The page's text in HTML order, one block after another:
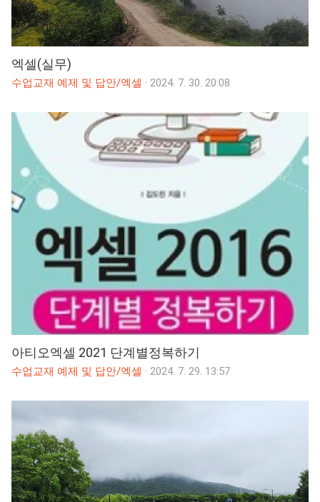
엑셀(실무)
수업교재 예제 및 답안/엑셀 · 2024. 7. 30. 20:08
아티오엑셀 2021 단계별정복하기
수업교재 예제 및 답안/엑셀 · 2024. 7. 29. 13:57